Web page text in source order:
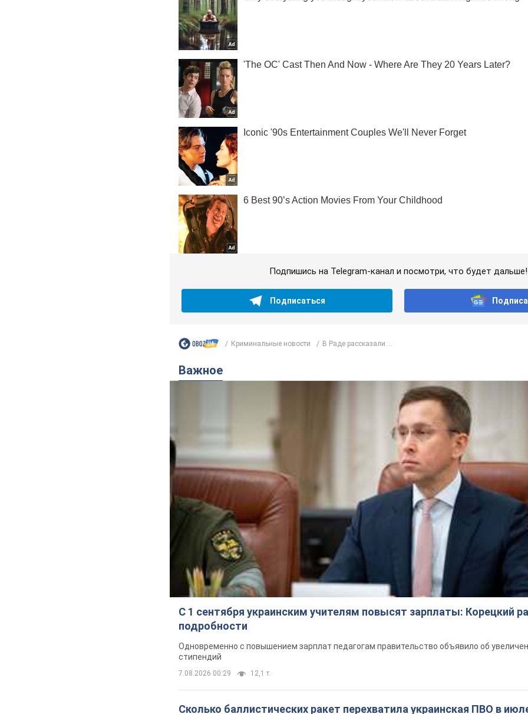
Подпишись на Telegram-канал и посмотри, что будет дальше!
Подписаться
Криминальные новости В Раде рассказали ...
Важное
С 1 сентября украинским учителям повысят зарплаты: Корецкий
подробности
Одновременно с повышением зарплат педагогам правительство объявило об
стипендий
7.08.2026 00:29 12,1 т.
Сколько баллистических ракет перехватила украинская ПВО в